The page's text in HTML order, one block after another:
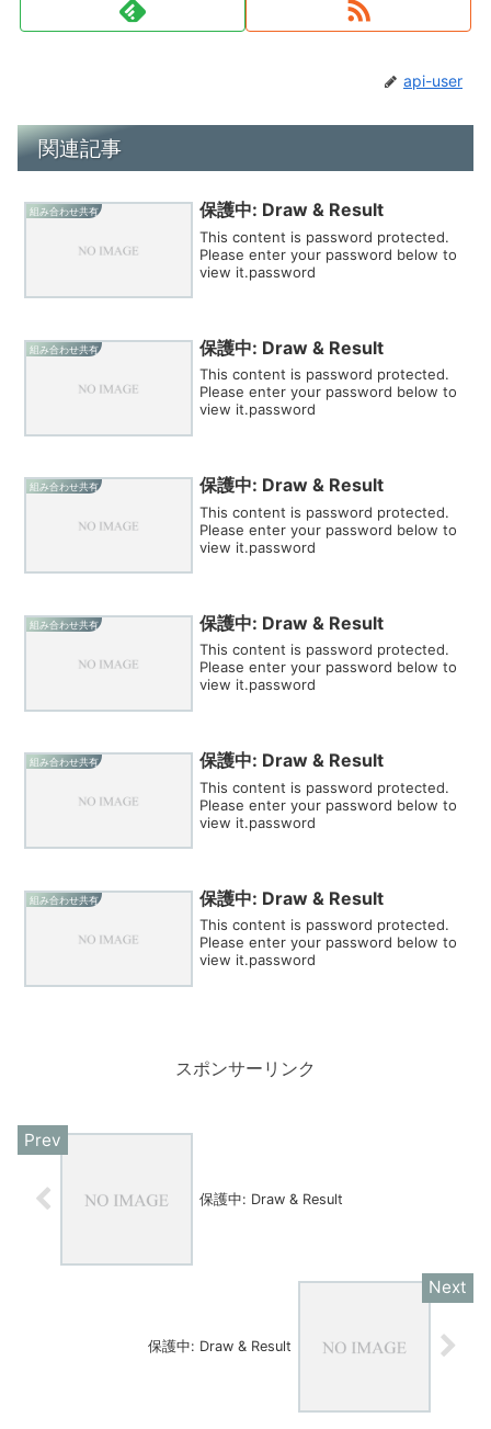
api-user
関連記事
組み合わせ共有 保護中: Draw & Result
This content is password protected.
Please enter your password below to
view it.password
組み合わせ共有 保護中: Draw & Result
This content is password protected.
Please enter your password below to
view it.password
組み合わせ共有 保護中: Draw & Result
This content is password protected.
Please enter your password below to
view it.password
組み合わせ共有 保護中: Draw & Result
This content is password protected.
Please enter your password below to
view it.password
組み合わせ共有 保護中: Draw & Result
This content is password protected.
Please enter your password below to
view it.password
組み合わせ共有 保護中: Draw & Result
This content is password protected.
Please enter your password below to
view it.password
スポンサーリンク
保護中: Draw & Result
保護中: Draw & Result